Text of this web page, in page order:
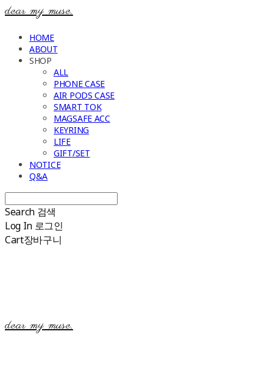
dear my muse.
HOME
ABOUT
SHOP
ALL
PHONE CASE
AIR PODS CASE
SMART TOK
MAGSAFE ACC
KEYRING
LIFE
GIFT/SET
NOTICE
Q&A
Search 검색
Log In 로그인
Cart장바구니
dear my muse.